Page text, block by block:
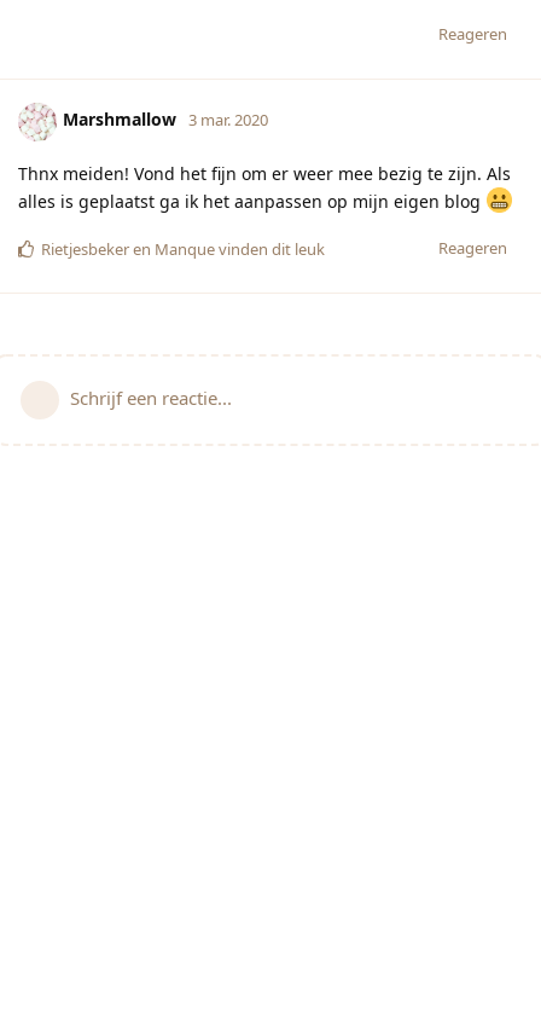
Reageren
Marshmallow 3 mar. 2020
Thnx meiden! Vond het fijn om er weer mee bezig te zijn. Als
alles is geplaatst ga ik het aanpassen op mijn eigen blog
Reageren
Rietjesbekeren Manquevinden dit leuk
Schrijf een reactie...